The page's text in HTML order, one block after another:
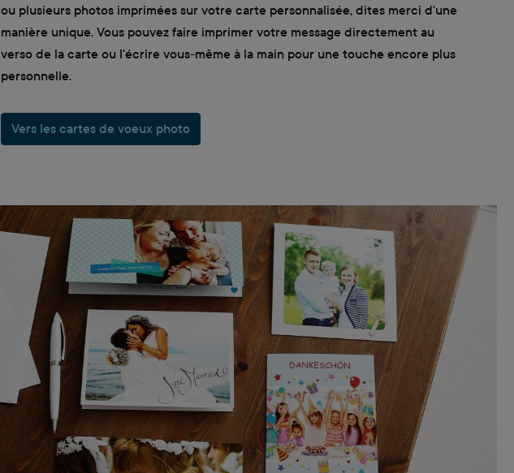
ou plusieurs photos imprimées sur votre carte personnalisée, dites merci d'une
manière unique. Vous pouvez faire imprimer votre message directement au
verso de la carte ou l'écrire vous-même à la main pour une touche encore plus
personnelle.
Vers les cartes de voeux photo